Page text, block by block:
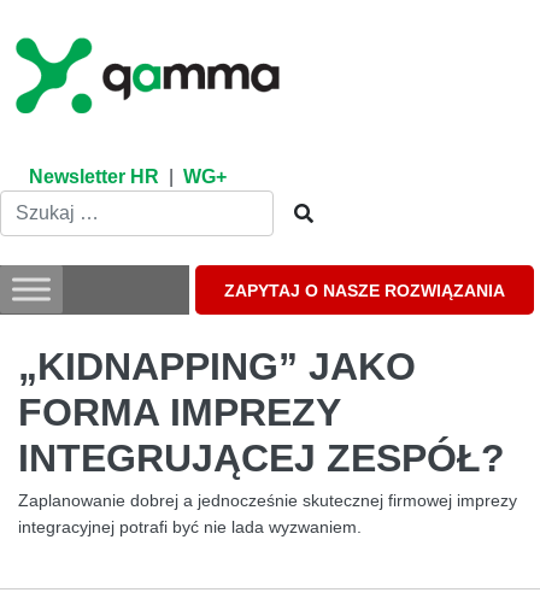
content
Newsletter HR WG+
ZAPYTAJ O NASZE ROZWIĄZANIA
„KIDNAPPING” JAKO
FORMA IMPREZY
INTEGRUJĄCEJ ZESPÓŁ?
Zaplanowanie dobrej a jednocześnie skutecznej firmowej imprezy
integracyjnej potrafi być nie lada wyzwaniem.